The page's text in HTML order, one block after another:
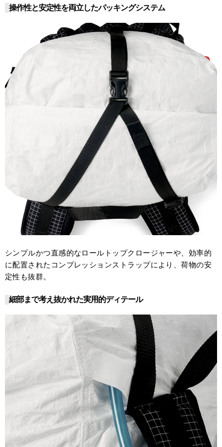
操作性と安定性を両立したパッキングシステム
シンプルかつ直感的なロールトップクロージャーや、効率的
に配置されたコンプレッションストラップにより、荷物の安
定性も抜群。
細部まで考え抜かれた実用的ディテール